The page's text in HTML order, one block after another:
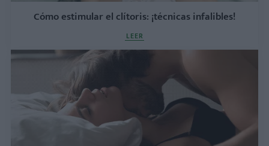
Cómo estimular el clítoris: ¡técnicas infalibles!
LEER